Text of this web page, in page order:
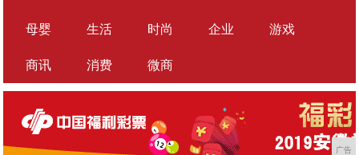
母婴 生活 时尚 企业 游戏
商讯 消费 微商
广告